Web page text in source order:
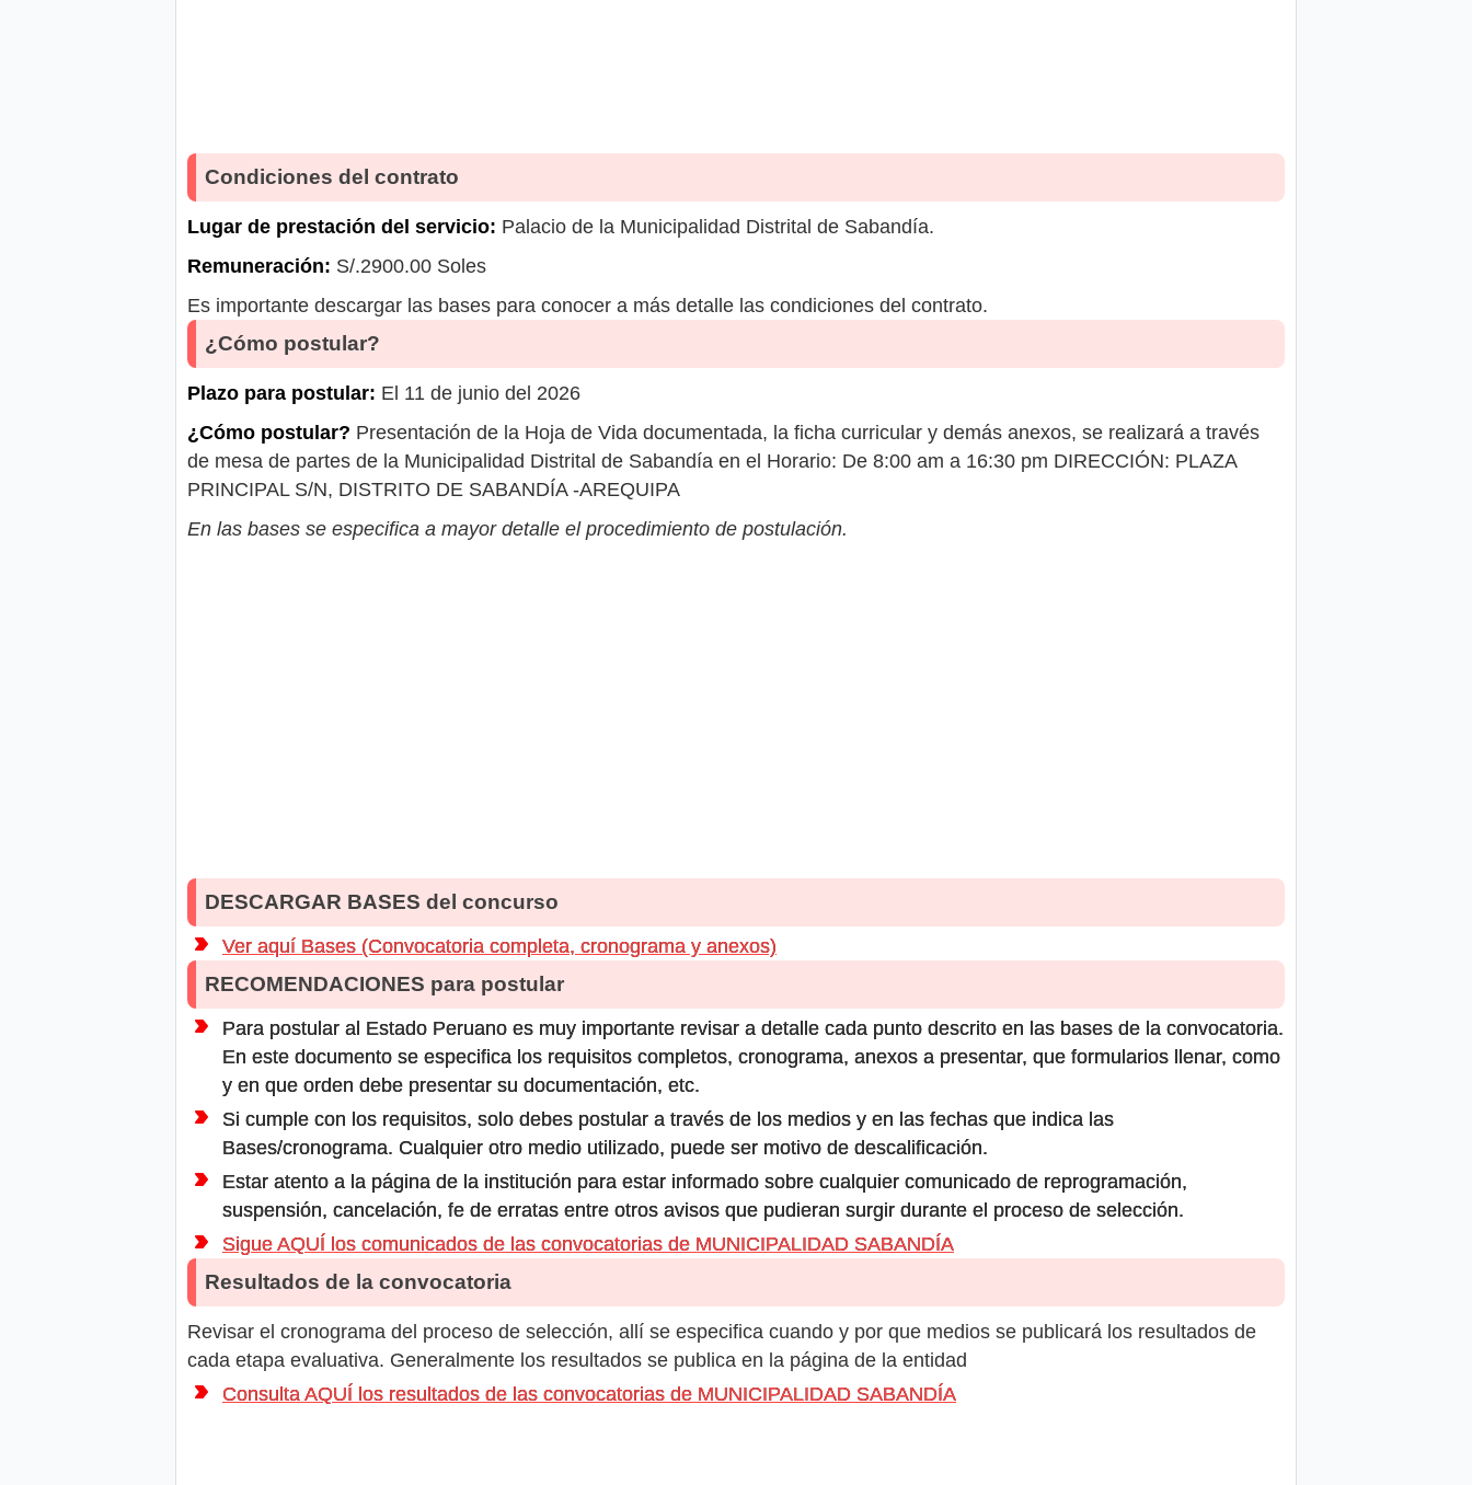
Condiciones del contrato
Lugar de prestación del servicio: Palacio de la Municipalidad Distrital de Sabandía.
Remuneración: S/.2900.00 Soles
Es importante descargar las bases para conocer a más detalle las condiciones del contrato.
¿Cómo postular?
Plazo para postular: El 11 de junio del 2026
¿Cómo postular? Presentación de la Hoja de Vida documentada, la ficha curricular y demás anexos, se realizará a través
de mesa de partes de la Municipalidad Distrital de Sabandía en el Horario: De 8:00 am a 16:30 pm DIRECCIÓN: PLAZA
PRINCIPAL S/N, DISTRITO DE SABANDÍA -AREQUIPA
En las bases se especifica a mayor detalle el procedimiento de postulación.
DESCARGAR BASES del concurso
Ver aquí Bases (Convocatoria completa, cronograma y anexos)
RECOMENDACIONES para postular
Para postular al Estado Peruano es muy importante revisar a detalle cada punto descrito en las bases de la convocatoria.
En este documento se especifica los requisitos completos, cronograma, anexos a presentar, que formularios llenar, como
y en que orden debe presentar su documentación, etc.
Si cumple con los requisitos, solo debes postular a través de los medios y en las fechas que indica las
Bases/cronograma. Cualquier otro medio utilizado, puede ser motivo de descalificación.
Estar atento a la página de la institución para estar informado sobre cualquier comunicado de reprogramación,
suspensión, cancelación, fe de erratas entre otros avisos que pudieran surgir durante el proceso de selección.
Sigue AQUÍ los comunicados de las convocatorias de MUNICIPALIDAD SABANDÍA
Resultados de la convocatoria
Revisar el cronograma del proceso de selección, allí se especifica cuando y por que medios se publicará los resultados de
cada etapa evaluativa. Generalmente los resultados se publica en la página de la entidad
Consulta AQUÍ los resultados de las convocatorias de MUNICIPALIDAD SABANDÍA